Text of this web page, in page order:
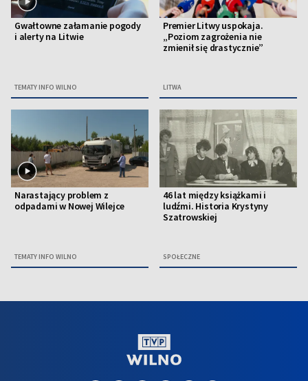
Gwałtowne załamanie pogody
i alerty na Litwie
TEMATY INFO WILNO
Premier Litwy uspokaja.
„Poziom zagrożenia nie
zmienił się drastycznie”
LITWA
Narastający problem z
odpadami w Nowej Wilejce
TEMATY INFO WILNO
46 lat między książkami i
ludźmi. Historia Krystyny
Szatrowskiej
SPOŁECZNE